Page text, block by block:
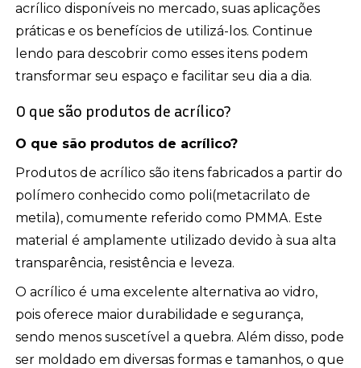
acrílico disponíveis no mercado, suas aplicações
práticas e os benefícios de utilizá-los. Continue
lendo para descobrir como esses itens podem
transformar seu espaço e facilitar seu dia a dia.
O que são produtos de acrílico?
O que são produtos de acrílico?
Produtos de acrílico são itens fabricados a partir do
polímero conhecido como poli(metacrilato de
metila), comumente referido como PMMA. Este
material é amplamente utilizado devido à sua alta
transparência, resistência e leveza.
O acrílico é uma excelente alternativa ao vidro,
pois oferece maior durabilidade e segurança,
sendo menos suscetível a quebra. Além disso, pode
ser moldado em diversas formas e tamanhos, o que